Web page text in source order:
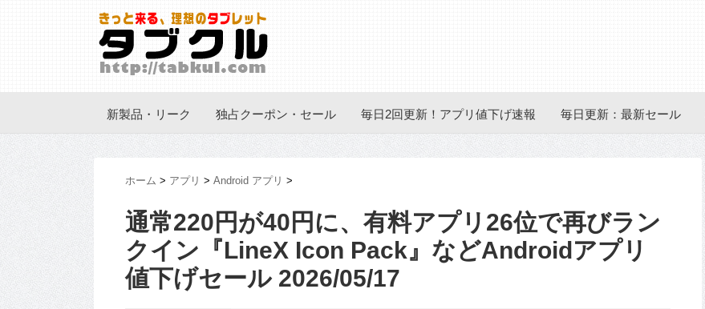
新製品・リーク 独占クーポン・セール 毎日2回更新！アプリ値下げ速報 毎日更新：最新セール
ホーム > アプリ > Android アプリ >
通常220円が40円に、有料アプリ26位で再びラン
クイン『LineX Icon Pack』などAndroidアプリ
値下げセール 2026/05/17